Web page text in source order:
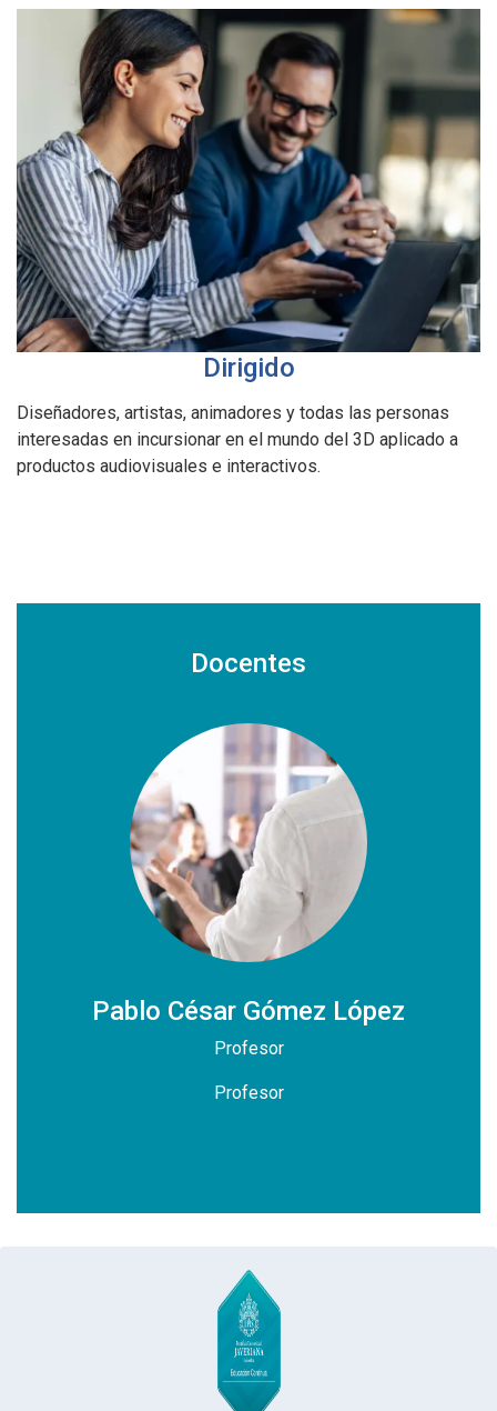
Dirigido
Diseñadores, artistas, animadores y todas las personas
interesadas en incursionar en el mundo del 3D aplicado a
productos audiovisuales e interactivos.
Docentes
Pablo César Gómez López
Profesor
Profesor